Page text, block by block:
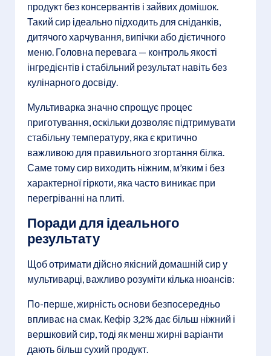
продукт без консервантів і зайвих домішок.
Такий сир ідеально підходить для сніданків,
дитячого харчування, випічки або дієтичного
меню. Головна перевага — контроль якості
інгредієнтів і стабільний результат навіть без
кулінарного досвіду.
Мультиварка значно спрощує процес
приготування, оскільки дозволяє підтримувати
стабільну температуру, яка є критично
важливою для правильного згортання білка.
Саме тому сир виходить ніжним, м’яким і без
характерної гіркоти, яка часто виникає при
перегріванні на плиті.
Поради для ідеального
результату
Щоб отримати дійсно якісний домашній сир у
мультиварці, важливо розуміти кілька нюансів:
По-перше, жирність основи безпосередньо
впливає на смак. Кефір 3,2% дає більш ніжний і
вершковий сир, тоді як менш жирні варіанти
дають більш сухий продукт.